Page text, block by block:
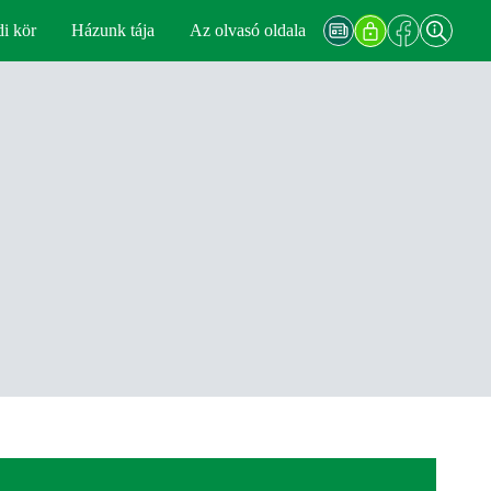
kör Házunk tája Az olvasó oldala